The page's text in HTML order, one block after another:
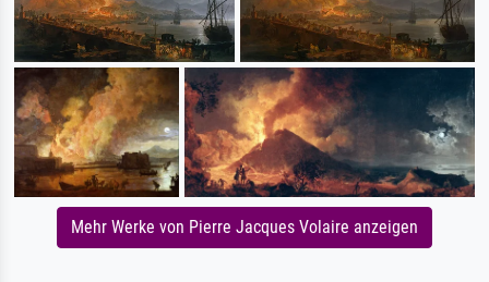
Mehr Werke von Pierre Jacques Volaire anzeigen